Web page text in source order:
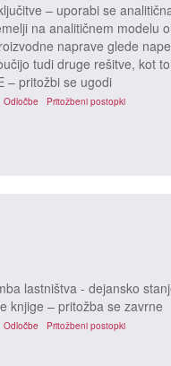
– uporabi se
na analitičnem modelu
naprave glede
tudi druge rešitve, kot
– pritožbi se ugodi
Odločbe Pritožbeni postopki
lastništva - dejansko
knjige – pritožba se zavrne
Odločbe Pritožbeni postopki